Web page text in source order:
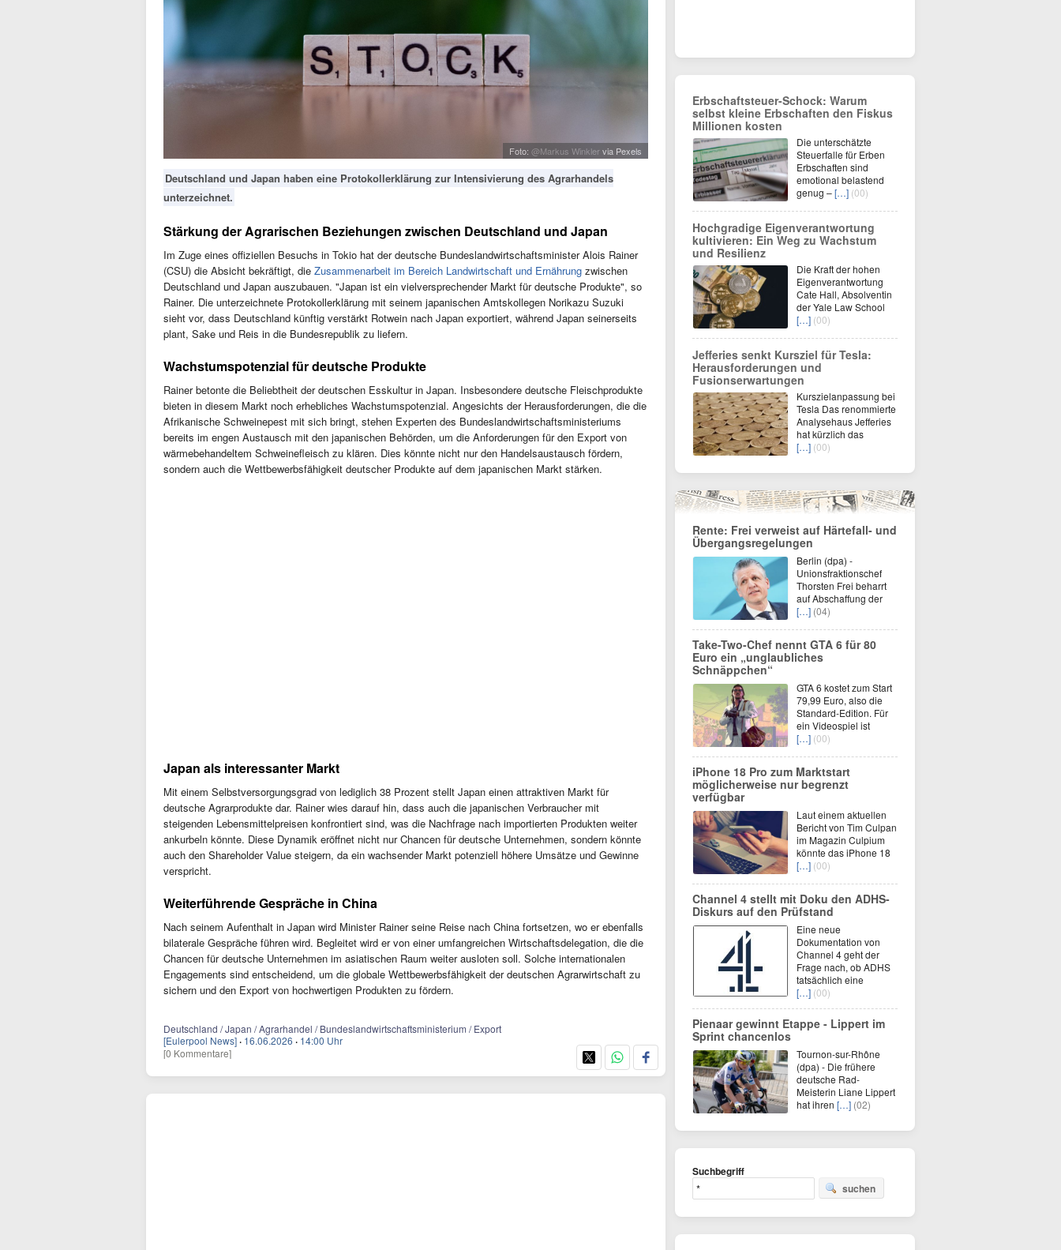
Foto: @Markus Winkler via Pexels
Deutschland und Japan haben eine Protokollerklärung zur Intensivierung des Agrarhandels
unterzeichnet.
Stärkung der Agrarischen Beziehungen zwischen Deutschland und Japan
Im Zuge eines offiziellen Besuchs in Tokio hat der deutsche Bundeslandwirtschaftsminister Alois Rainer
(CSU) die Absicht bekräftigt, die Zusammenarbeit im Bereich Landwirtschaft und Ernährung zwischen
Deutschland und Japan auszubauen. "Japan ist ein vielversprechender Markt für deutsche Produkte", so
Rainer. Die unterzeichnete Protokollerklärung mit seinem japanischen Amtskollegen Norikazu Suzuki
sieht vor, dass Deutschland künftig verstärkt Rotwein nach Japan exportiert, während Japan seinerseits
plant, Sake und Reis in die Bundesrepublik zu liefern.
Wachstumspotenzial für deutsche Produkte
Rainer betonte die Beliebtheit der deutschen Esskultur in Japan. Insbesondere deutsche Fleischprodukte
bieten in diesem Markt noch erhebliches Wachstumspotenzial. Angesichts der Herausforderungen, die die
Afrikanische Schweinepest mit sich bringt, stehen Experten des Bundeslandwirtschaftsministeriums
bereits im engen Austausch mit den japanischen Behörden, um die Anforderungen für den Export von
wärmebehandeltem Schweinefleisch zu klären. Dies könnte nicht nur den Handelsaustausch fördern,
sondern auch die Wettbewerbsfähigkeit deutscher Produkte auf dem japanischen Markt stärken.
Japan als interessanter Markt
Mit einem Selbstversorgungsgrad von lediglich 38 Prozent stellt Japan einen attraktiven Markt für
deutsche Agrarprodukte dar. Rainer wies darauf hin, dass auch die japanischen Verbraucher mit
steigenden Lebensmittelpreisen konfrontiert sind, was die Nachfrage nach importierten Produkten weiter
ankurbeln könnte. Diese Dynamik eröffnet nicht nur Chancen für deutsche Unternehmen, sondern könnte
auch den Shareholder Value steigern, da ein wachsender Markt potenziell höhere Umsätze und Gewinne
verspricht.
Weiterführende Gespräche in China
Nach seinem Aufenthalt in Japan wird Minister Rainer seine Reise nach China fortsetzen, wo er ebenfalls
bilaterale Gespräche führen wird. Begleitet wird er von einer umfangreichen Wirtschaftsdelegation, die die
Chancen für deutsche Unternehmen im asiatischen Raum weiter ausloten soll. Solche internationalen
Engagements sind entscheidend, um die globale Wettbewerbsfähigkeit der deutschen Agrarwirtschaft zu
sichern und den Export von hochwertigen Produkten zu fördern.
Deutschland / Japan / Agrarhandel / Bundeslandwirtschaftsministerium / Export
[Eulerpool News] · 16.06.2026 · 14:00 Uhr
[0 Kommentare]
Erbschaftsteuer-Schock: Warum
selbst kleine Erbschaften den Fiskus
Millionen kosten
Die unterschätzte
Steuerfalle für Erben
Erbschaften sind
emotional belastend
genug –[…] (00)
Hochgradige Eigenverantwortung
kultivieren: Ein Weg zu Wachstum
und Resilienz
Die Kraft der hohen
Eigenverantwortung
Cate Hall, Absolventin
der Yale Law School
[…] (00)
Jefferies senkt Kursziel für Tesla:
Herausforderungen und
Fusionserwartungen
Kurszielanpassung bei
Tesla Das renommierte
Analysehaus Jefferies
hat kürzlich das
[…] (00)
Rente: Frei verweist auf Härtefall- und
Übergangsregelungen
Berlin (dpa) -
Unionsfraktionschef
Thorsten Frei beharrt
auf Abschaffung der
[…] (04)
Take-Two-Chef nennt GTA 6 für 80
Euro ein „unglaubliches
Schnäppchen“
GTA 6 kostet zum Start
79,99 Euro, also die
Standard-Edition. Für
ein Videospiel ist
[…] (00)
iPhone 18 Pro zum Marktstart
möglicherweise nur begrenzt
verfügbar
Laut einem aktuellen
Bericht von Tim Culpan
im Magazin Culpium
könnte das iPhone 18
[…] (00)
Channel 4 stellt mit Doku den ADHS-
Diskurs auf den Prüfstand
Eine neue
Dokumentation von
Channel 4 geht der
Frage nach, ob ADHS
tatsächlich eine
[…] (00)
Pienaar gewinnt Etappe - Lippert im
Sprint chancenlos
Tournon-sur-Rhône
(dpa) - Die frühere
deutsche Rad-
Meisterin Liane Lippert
hat ihren […] (02)
Suchbegriff
suchen